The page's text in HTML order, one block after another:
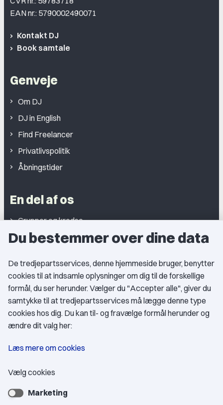
EAN nr.: 5790002490071
Kontakt DJ
Book samtale
Genveje
Om DJ
DJ in English
Find Freelancer
Privatlivspolitik
Åbningstider
En del af os
Grupper og kredse
Studentergrupper
Medlemskab
Fordele som medlem
Kontingent
Bliv medlem
Du bestemmer over dine data
De tredjepartsservices, denne hjemmeside bruger, benytter
cookies til at indsamle oplysninger om dig til de forskellige
formål, du ser herunder. Vælger du "Accepter alle", giver du
samtykke til at tredjepartsservices må lægge denne type
cookies hos dig. Du kan til- og fravælge formål herunder og
ændre dit valg her:
Læs mere om cookies
Vælg cookies
Marketing